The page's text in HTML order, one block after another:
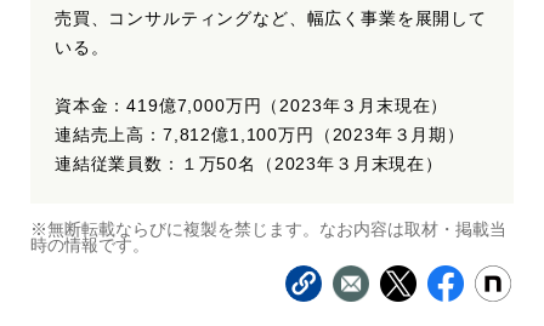
売買、コンサルティングなど、幅広く事業を展開して
いる。
資本金：419億7,000万円（2023年３月末現在）
連結売上高：7,812億1,100万円（2023年３月期）
連結従業員数：１万50名（2023年３月末現在）
※無断転載ならびに複製を禁じます。なお内容は取材・掲載当
時の情報です。